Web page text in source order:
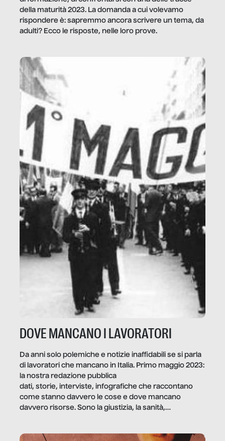
della maturità 2023. La domanda a cui volevamo
rispondere è: sapremmo ancora scrivere un tema, da
adulti? Ecco le risposte, nelle loro prove.
DOVE MANCANO I LAVORATORI
Da anni solo polemiche e notizie inaffidabili se si parla
di lavoratori che mancano in Italia. Primo maggio 2023:
la nostra redazione pubblica
dati, storie, interviste, infografiche che raccontano
come stanno davvero le cose e dove mancano
davvero risorse. Sono la giustizia, la sanità,